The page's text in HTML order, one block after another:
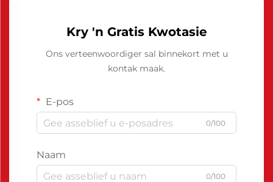
Kry 'n Gratis Kwotasie
Ons verteenwoordiger sal binnekort met u
kontak maak.
E-pos
0/100
Naam
0/100